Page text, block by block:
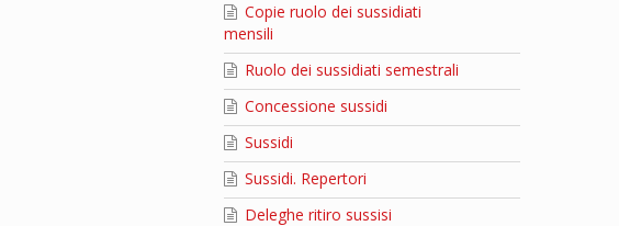
Copie ruolo dei sussidiati
mensili
Ruolo dei sussidiati semestrali
Concessione sussidi
Sussidi
Sussidi. Repertori
Deleghe ritiro sussisi